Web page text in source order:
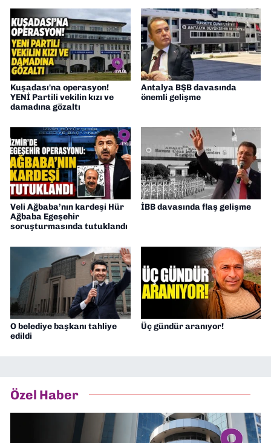
Kuşadası'na operasyon!
YENİ Partili vekilin kızı ve
damadına gözaltı
Antalya BŞB davasında
önemli gelişme
Veli Ağbaba’nın kardeşi Hür
Ağbaba Egeşehir
soruşturmasında tutuklandı
İBB davasında flaş gelişme
O belediye başkanı tahliye
edildi
Üç gündür aranıyor!
Özel Haber